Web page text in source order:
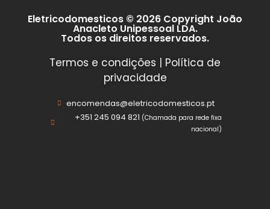
Eletricodomesticos © 2026 Copyright João
Anacleto Unipessoal LDA.
Todos os direitos reservados.
Termos e condições | Política de
privacidade
encomendas@eletricodomesticos.pt
+351 245 094 821 (Chamada para rede fixa
nacional)